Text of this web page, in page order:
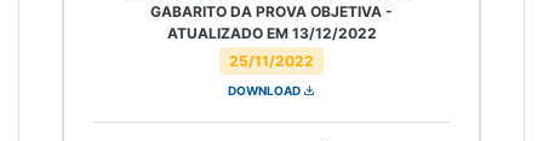
25/11/2022
GABARITO DA PROVA OBJETIVA -
ATUALIZADO EM 13/12/2022
DOWNLOAD